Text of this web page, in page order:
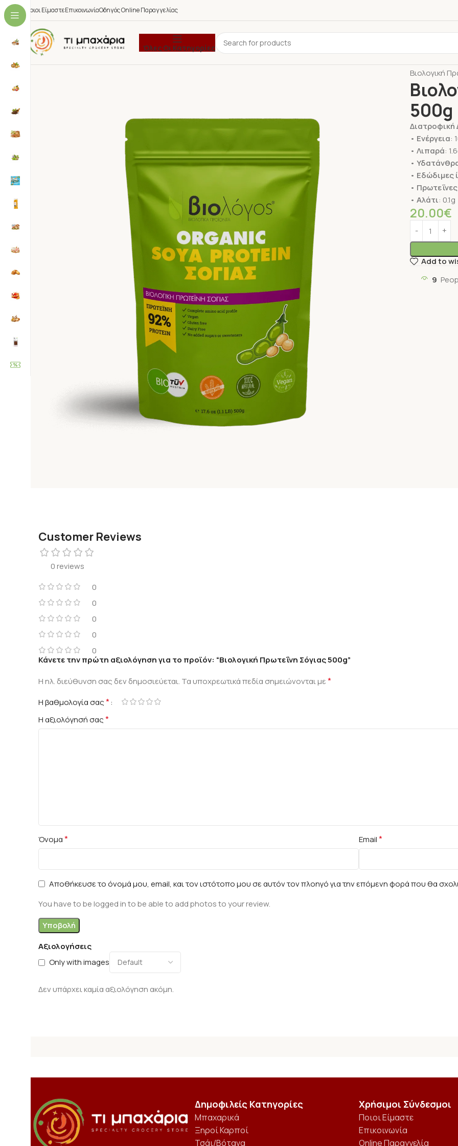
Ποιοι ΕίμαστεΕπικοινωνίαΟδηγός Online Παραγγελίας
Όλες Οι Κατηγορίες
Βιολογική
500g
• Ενέργεια:
•Λιπαρά:
•
• Εδώδιμες
• Πρωτεΐνες
•Αλάτι: 0.1g
20.00€
Add to
9
Customer Reviews
0 reviews
0
0
0
0
0
Αξιολογήσεις
Only with images
Δεν υπάρχει καμία αξιολόγηση ακόμη.
Κάνετε την πρώτη αξιολόγηση για το προϊόν: “Βιολογική Πρωτεΐνη Σόγιας 500g”
Η ηλ. διεύθυνση σας δεν δημοσιεύεται. Τα υποχρεωτικά πεδία σημειώνονται με*
Η βαθμολογία σας*
Η αξιολόγησή σας*
Όνομα* Email*
Αποθήκευσε το όνομά μου, email, και τον ιστότοπο μου σε αυτόν τον πλοηγό για την επόμενη φορά που θα
You have to be logged in to be able to add photos to your review.
Δημοφιλείς Κατηγορίες
Μπαχαρικά
Ξηροί Καρποί
Τσάι/Βότανα
Χρήσιμοι Σύνδεσμοι
Ποιοι Είμαστε
Επικοινωνία
Online Παραγγελία